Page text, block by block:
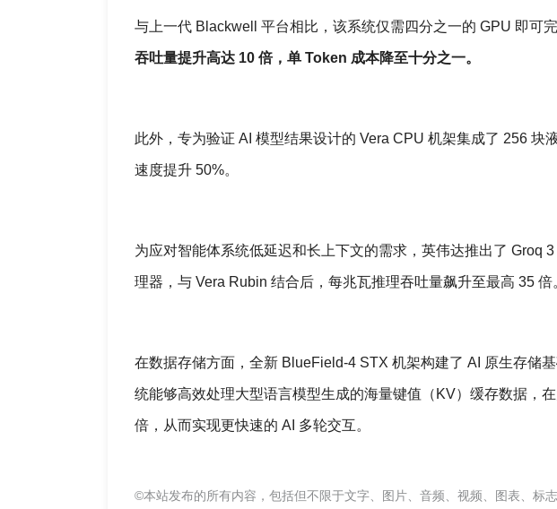
与上一代 Blackwell 平台相比，该系统仅需四分之一的 GPU 即可
吞吐量提升高达 10 倍，单 Token 成本降至十分之一。
此外，专为验证 AI 模型结果设计的 Vera CPU 机架集成了 256 块
速度提升 50%。
为应对智能体系统低延迟和长上下文的需求，英伟达推出了 Groq
理器，与 Vera Rubin 结合后，每兆瓦推理吞吐量飙升至最高 35 倍
在数据存储方面，全新 BlueField-4 STX 机架构建了 AI 原生存储
统能够高效处理大型语言模型生成的海量键值（KV）缓存数据，
倍，从而实现更快速的 AI 多轮交互。
©本站发布的所有内容，包括但不限于文字、图片、音频、视频、图表、标